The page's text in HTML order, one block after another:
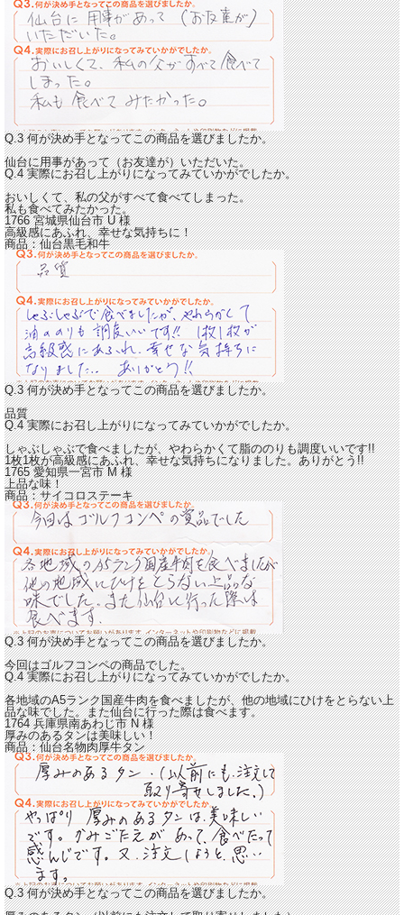
Q.3 何が決め手となってこの商品を選びましたか。
仙台に用事があって（お友達が）いただいた。
Q.4 実際にお召し上がりになってみていかがでしたか。
おいしくて、私の父がすべて食べてしまった。
私も食べてみたかった。
1766 宮城県仙台市U様
高級感にあふれ、幸せな気持ちに！
商品：仙台黒毛和牛
Q.3 何が決め手となってこの商品を選びましたか。
品質
Q.4 実際にお召し上がりになってみていかがでしたか。
しゃぶしゃぶで食べましたが、やわらかくて脂ののりも調度いいです!!
1枚1枚が高級感にあふれ、幸せな気持ちになりました。ありがとう!!
1765 愛知県一宮市M様
上品な味！
商品：サイコロステーキ
Q.3 何が決め手となってこの商品を選びましたか。
今回はゴルフコンペの商品でした。
Q.4 実際にお召し上がりになってみていかがでしたか。
各地域のA5ランク国産牛肉を食べましたが、他の地域にひけをとらない上
品な味でした。また仙台に行った際は食べます。
1764 兵庫県南あわじ市N様
厚みのあるタンは美味しい！
商品：仙台名物肉厚牛タン
Q.3 何が決め手となってこの商品を選びましたか。